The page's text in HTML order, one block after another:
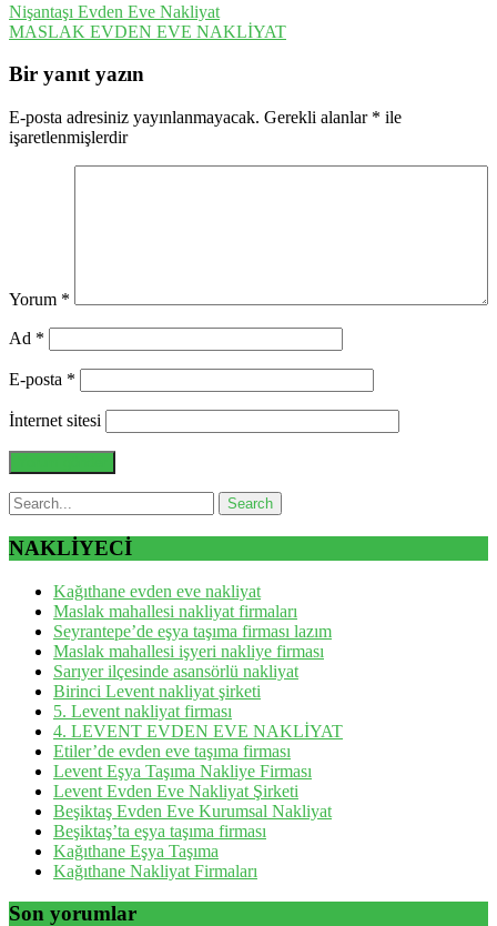
Nişantaşı Evden Eve Nakliyat
MASLAK EVDEN EVE NAKLİYAT
Bir yanıt yazın
E-posta adresiniz yayınlanmayacak. Gerekli alanlar * ile
işaretlenmişlerdir
Yorum *
Ad *
E-posta *
İnternet sitesi
NAKLİYECİ
Kağıthane evden eve nakliyat
Maslak mahallesi nakliyat firmaları
Seyrantepe’de eşya taşıma firması lazım
Maslak mahallesi işyeri nakliye firması
Sarıyer ilçesinde asansörlü nakliyat
Birinci Levent nakliyat şirketi
5. Levent nakliyat firması
4. LEVENT EVDEN EVE NAKLİYAT
Etiler’de evden eve taşıma firması
Levent Eşya Taşıma Nakliye Firması
Levent Evden Eve Nakliyat Şirketi
Beşiktaş Evden Eve Kurumsal Nakliyat
Beşiktaş’ta eşya taşıma firması
Kağıthane Eşya Taşıma
Kağıthane Nakliyat Firmaları
Son yorumlar